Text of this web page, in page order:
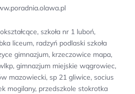
szkoła nr 1 luboń,
liceum, radzyń podlaski szkoła
gimnazjum, krzeczowice mapa,
gimnazjum miejskie wągrowiec,
mazowiecki, sp 21 gliwice, socius
mogilany, przedszkole stokrotka